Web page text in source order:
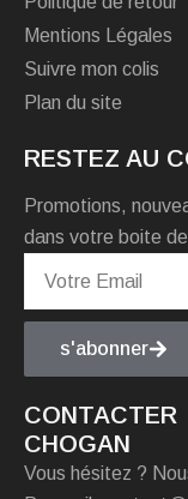
Mentions Légales
Suivre mon colis
Plan du site
RESTEZ AU
Promotions,
dans votre boite
s'abonner
CONTACTER
CHOGAN
Vous hésitez ?